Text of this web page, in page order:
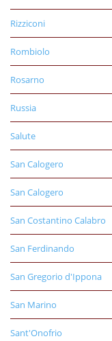
Rizziconi
Rombiolo
Rosarno
Russia
Salute
San Calogero
San Calogero
San Costantino Calabro
San Ferdinando
San Gregorio d'Ippona
San Marino
Sant'Onofrio